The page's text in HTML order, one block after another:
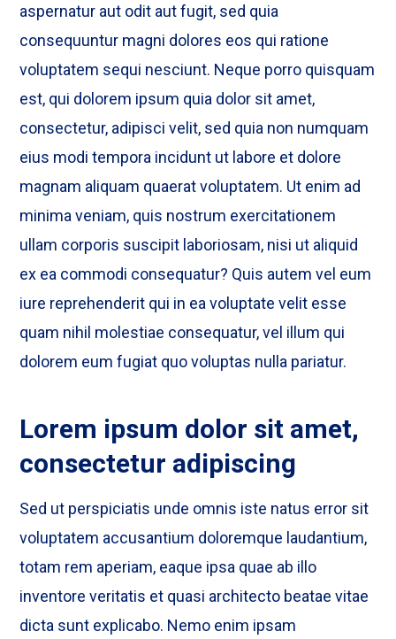
aspernatur aut odit aut fugit, sed quia
consequuntur magni dolores eos qui ratione
voluptatem sequi nesciunt. Neque porro quisquam
est, qui dolorem ipsum quia dolor sit amet,
consectetur, adipisci velit, sed quia non numquam
eius modi tempora incidunt ut labore et dolore
magnam aliquam quaerat voluptatem. Ut enim ad
minima veniam, quis nostrum exercitationem
ullam corporis suscipit laboriosam, nisi ut aliquid
ex ea commodi consequatur? Quis autem vel eum
iure reprehenderit qui in ea voluptate velit esse
quam nihil molestiae consequatur, vel illum qui
dolorem eum fugiat quo voluptas nulla pariatur.
Lorem ipsum dolor sit amet,
consectetur adipiscing
Sed ut perspiciatis unde omnis iste natus error sit
voluptatem accusantium doloremque laudantium,
totam rem aperiam, eaque ipsa quae ab illo
inventore veritatis et quasi architecto beatae vitae
dicta sunt explicabo. Nemo enim ipsam